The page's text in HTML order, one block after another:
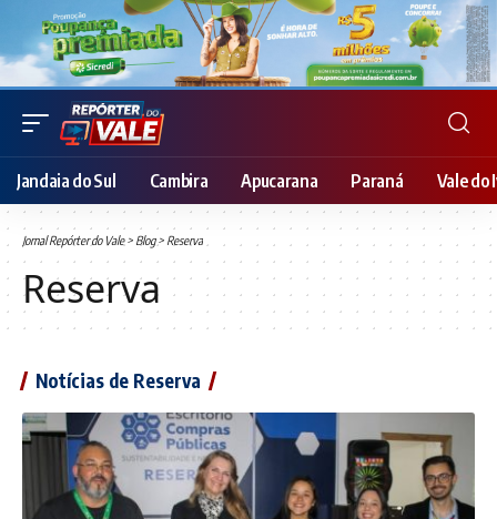
Jandaia do Sul Cambira Apucarana Paraná Vale do
Jornal Repórter do Vale> Blog> Reserva
Reserva
Notícias de Reserva